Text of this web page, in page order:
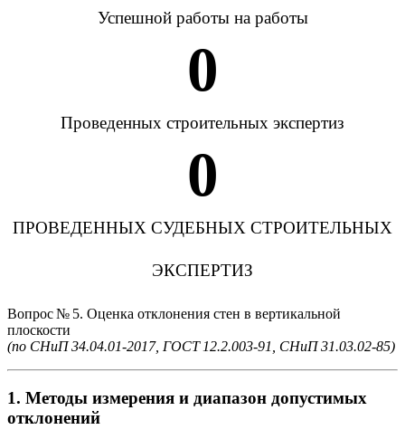
Успешной работы на работы
0
Проведенных строительных экспертиз
0
ПРОВЕДЕННЫХ СУДЕБНЫХ СТРОИТЕЛЬНЫХ
ЭКСПЕРТИЗ
Вопрос № 5. Оценка отклонения стен в вертикальной
плоскости
(по СНиП 34.04.01‑2017, ГОСТ 12.2.003‑91, СНиП 31.03.02‑85)
1. Методы измерения и диапазон допустимых
отклонений